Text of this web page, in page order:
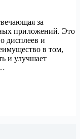
за
приложений. Это
дисплеев и
в том,
и улучшает